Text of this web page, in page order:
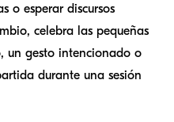
o esperar discursos
celebra las pequeñas
un gesto intencionado o
durante una sesión